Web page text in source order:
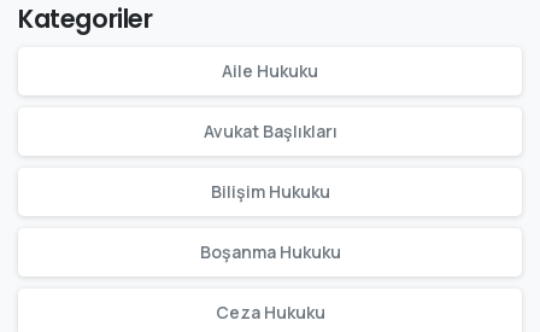
Kategoriler
Aile Hukuku
Avukat Başlıkları
Bilişim Hukuku
Boşanma Hukuku
Ceza Hukuku